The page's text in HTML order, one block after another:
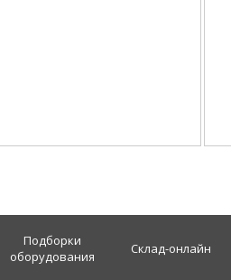
Подборки
оборудования
Склад-онлайн